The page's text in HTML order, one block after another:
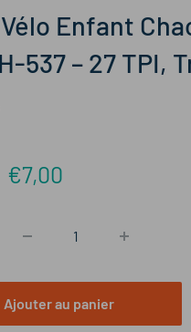
Enfant
537 – 27 TPI,
Prix
€7,00
Ajouter au panier